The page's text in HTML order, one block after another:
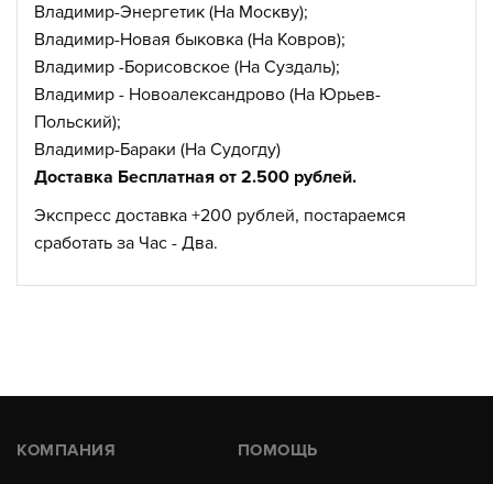
Владимир-Энергетик (На Москву);
Владимир-Новая быковка (На Ковров);
Владимир -Борисовское (На Суздаль);
Владимир - Новоалександрово (На Юрьев-
Польский);
Владимир-Бараки (На Судогду)
Доставка Бесплатная от 2.500 рублей.
Экспресс доставка +200 рублей, постараемся
сработать за Час - Два.
КОМПАНИЯ ПОМОЩЬ